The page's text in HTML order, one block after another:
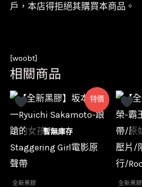
戶，本店得拒絕其購買本商品。
[woobt]
相關商品
特價
暫無庫存
全新黑膠 全新黑膠